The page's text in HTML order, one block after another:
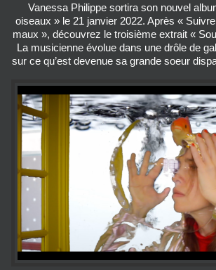
Vanessa Philippe sortira son nouvel
oiseaux » le 21 janvier 2022. Après «
maux », découvrez le troisième extrait «
La musicienne évolue dans une drôle de
sur ce qu’est devenue sa grande soeur